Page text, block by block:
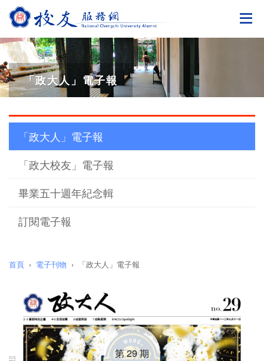
切
「政大人」電子報
「政大人」電子報
「政大校友」電子報
畢業五十週年紀念輯
訂閱電子報
首頁 電子刊物 「政大人」電子報
第 29 期